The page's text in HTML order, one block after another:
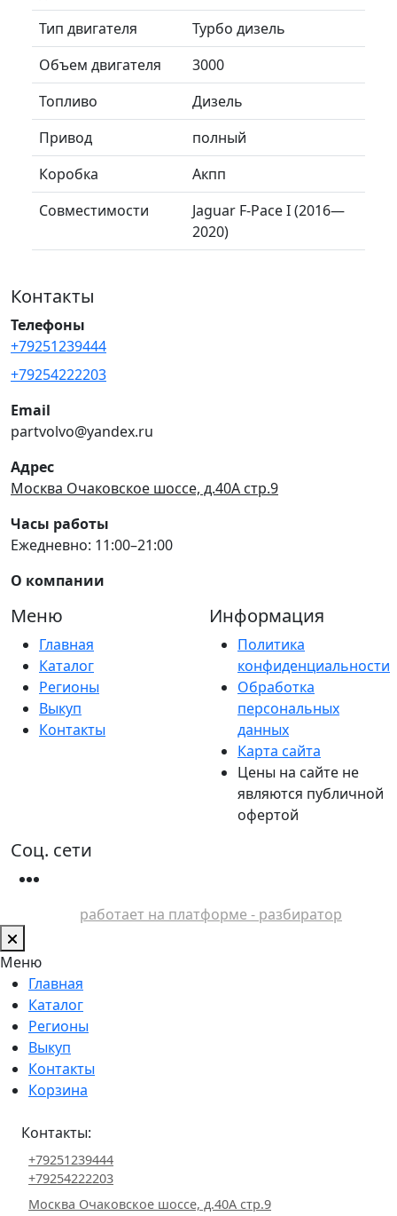
Тип двигателя
Турбо дизель
Объем двигателя
3000
Топливо
Дизель
Привод
полный
Коробка
Акпп
Совместимости
Jaguar F-Pace I (2016—
2020)
Контакты
Телефоны
+79251239444
+79254222203
Email
partvolvo@yandex.ru
Адрес
Москва Очаковское шоссе, д.40А стр.9
Часы работы
Ежедневно: 11:00–21:00
О компании
Меню
Главная
Каталог
Регионы
Выкуп
Контакты
Информация
Политика
конфиденциальности
Обработка
персональных
данных
Карта сайта
Цены на сайте не
являются публичной
офертой
Соц. сети
работает на платформе - разбиратор
Меню
Главная
Каталог
Регионы
Выкуп
Контакты
Корзина
Контакты:
+79251239444
+79254222203
Москва Очаковское шоссе, д.40А стр.9